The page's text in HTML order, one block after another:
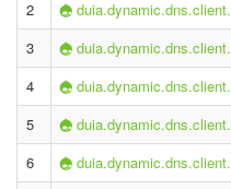
2
3
4
5
6